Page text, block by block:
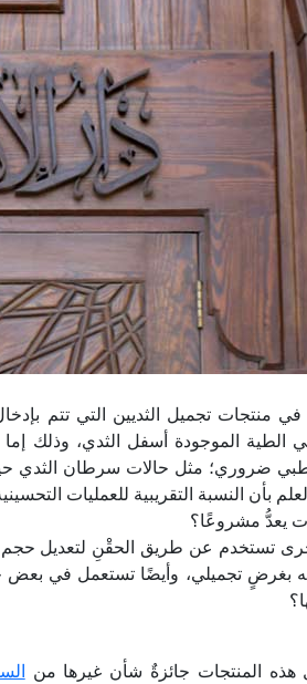
في منتجات تجميل الثديين التي تتم
الطية الموجودة أسفل الثدي، وذلك
ضروري؛ مثل حالات سرطان الثدي حيث
بأن النسبة التقريبية للعمليات
يعدُّ مشروعًا؟
تستخدم عن طريق الحقْنِ لتعديل حجم
بغرضٍ تجميلي، وأيضًا تستعمل في
المنتجات جائزةٌ شأن غيرها من